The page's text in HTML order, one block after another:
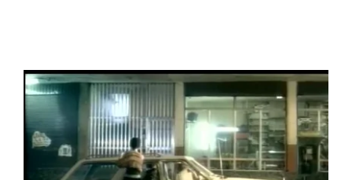
[wp-video-floater]